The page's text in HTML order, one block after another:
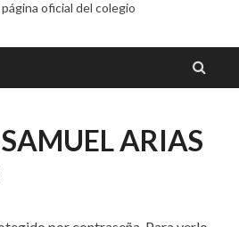
oficial del colegio
ARIAS